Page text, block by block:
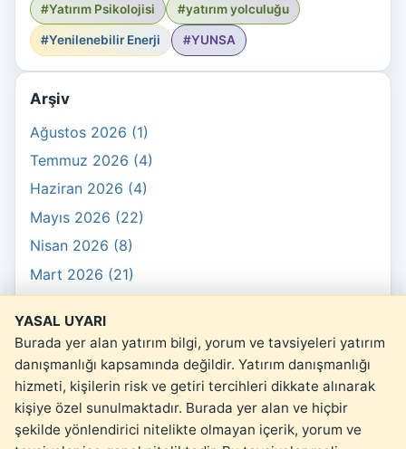
#Yatırım Psikolojisi #yatırım yolculuğu
#Yenilenebilir Enerji #YUNSA
Arşiv
Ağustos 2026 (1)
Temmuz 2026 (4)
Haziran 2026 (4)
Mayıs 2026 (22)
Nisan 2026 (8)
Mart 2026 (21)
Şubat 2026 (10)
Ocak 2026 (3)
YASAL UYARI
Burada yer alan yatırım bilgi, yorum ve tavsiyeleri yatırım
danışmanlığı kapsamında değildir. Yatırım danışmanlığı
hizmeti, kişilerin risk ve getiri tercihleri dikkate alınarak
kişiye özel sunulmaktadır. Burada yer alan ve hiçbir
şekilde yönlendirici nitelikte olmayan içerik, yorum ve
© 2026 kartopu.money